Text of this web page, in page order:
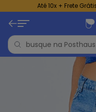
Até 10x + Frete